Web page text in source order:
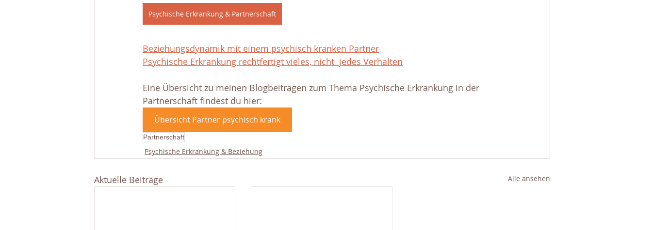
Psychische Erkrankung & Partnerschaft
Beziehungsdynamik mit einem psychisch kranken Partner
Psychische Erkrankung rechtfertigt vieles, nicht  jedes Verhalten
Eine Übersicht zu meinen Blogbeiträgen zum Thema Psychische Erkrankung in der
Partnerschaft findest du hier:
Übersicht Partner psychisch krank
Partnerschaft
Psychische Erkrankung & Beziehung
Aktuelle Beiträge Alle ansehen